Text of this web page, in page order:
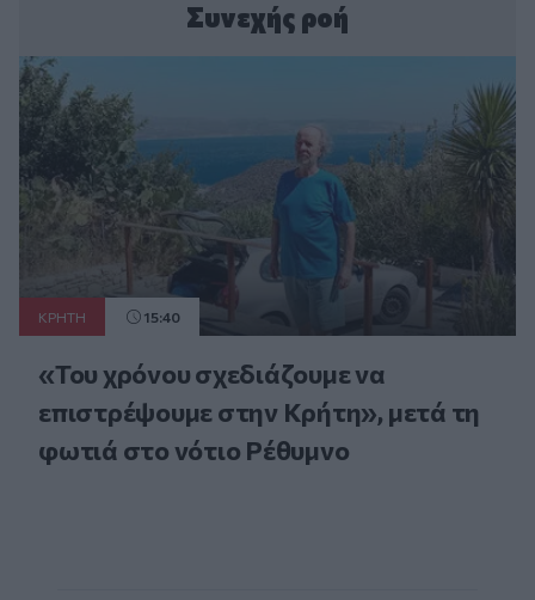
Συνεχής ροή
ΚΡΗΤΗ 15:40
«Του χρόνου σχεδιάζουμε να
επιστρέψουμε στην Κρήτη», μετά τη
φωτιά στο νότιο Ρέθυμνο